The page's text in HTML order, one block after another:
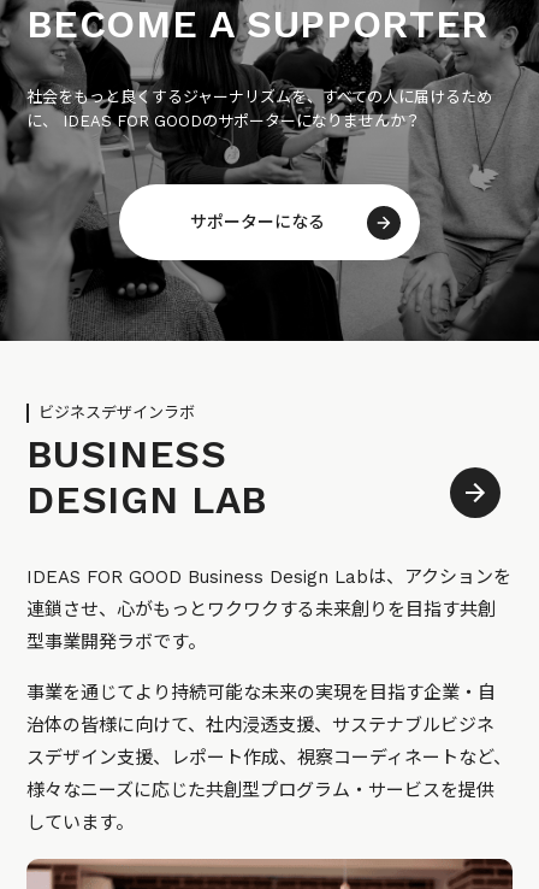
BECOME A SUPPORTER
社会をもっと良くするジャーナリズムを、すべての人に届けるため
に、 IDEAS FOR GOODのサポーターになりませんか？
サポーターになる
ビジネスデザインラボ
BUSINESS
DESIGN LAB
IDEAS FOR GOOD Business Design Labは、アクションを
連鎖させ、心がもっとワクワクする未来創りを目指す共創
型事業開発ラボです。
事業を通じてより持続可能な未来の実現を目指す企業・自
治体の皆様に向けて、社内浸透支援、サステナブルビジネ
スデザイン支援、レポート作成、視察コーディネートなど、
様々なニーズに応じた共創型プログラム・サービスを提供
しています。